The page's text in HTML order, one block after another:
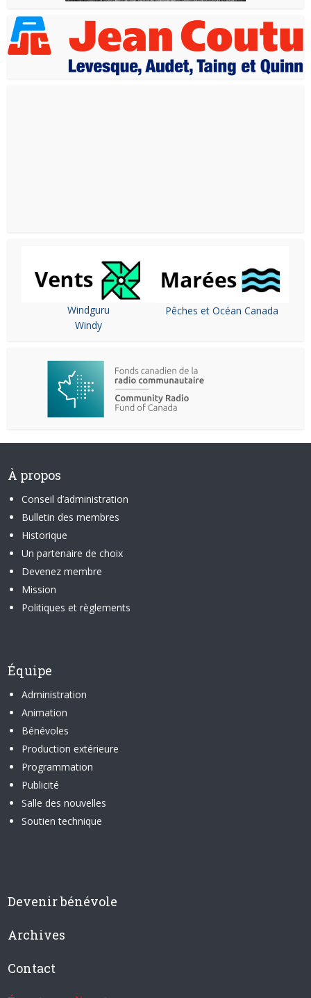
Windguru
Windy
Pêches et Océan Canada
À propos
Conseil d’administration
Bulletin des membres
Historique
Un partenaire de choix
Devenez membre
Mission
Politiques et règlements
Équipe
Administration
Animation
Bénévoles
Production extérieure
Programmation
Publicité
Salle des nouvelles
Soutien technique
Devenir bénévole
Archives
Contact